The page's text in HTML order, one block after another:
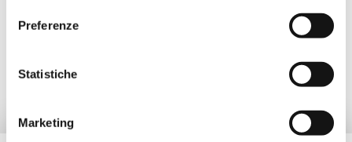
Preferenze
Statistiche
Marketing